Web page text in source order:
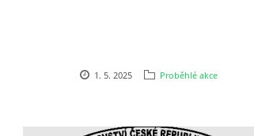
1. 5. 2025 Proběhlé akce